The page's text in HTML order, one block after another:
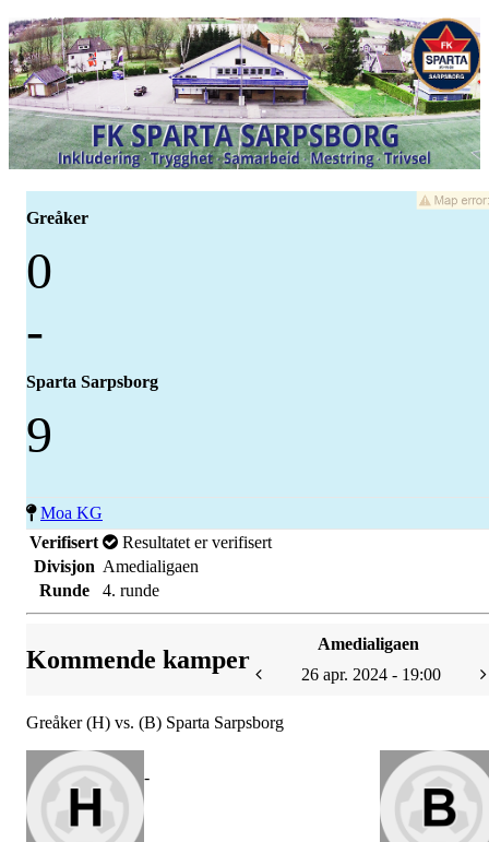
Greåker
0
-
Sparta Sarpsborg
9
Moa KG
Verifisert
Resultatet er verifisert
Divisjon Amedialigaen
Runde
4. runde
Kommende kamper
Amedialigaen
26 apr. 2024 - 19:00
Greåker (H) vs. (B) Sparta Sarpsborg
-